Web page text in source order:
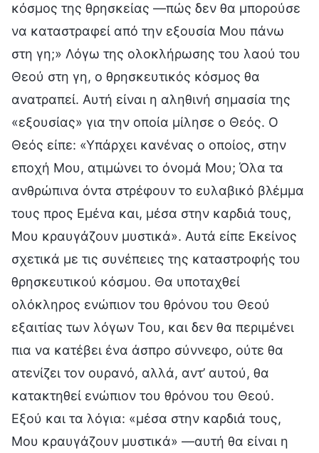
κόσμος της θρησκείας —πώς δεν θα μπορούσε
να καταστραφεί από την εξουσία Μου πάνω
στη γη;» Λόγω της ολοκλήρωσης του λαού του
Θεού στη γη, ο θρησκευτικός κόσμος θα
ανατραπεί. Αυτή είναι η αληθινή σημασία της
«εξουσίας» για την οποία μίλησε ο Θεός. Ο
Θεός είπε: «Υπάρχει κανένας ο οποίος, στην
εποχή Μου, ατιμώνει το όνομά Μου; Όλα τα
ανθρώπινα όντα στρέφουν το ευλαβικό βλέμμα
τους προς Εμένα και, μέσα στην καρδιά τους,
Μου κραυγάζουν μυστικά». Αυτά είπε Εκείνος
σχετικά με τις συνέπειες της καταστροφής του
θρησκευτικού κόσμου. Θα υποταχθεί
ολόκληρος ενώπιον του θρόνου του Θεού
εξαιτίας των λόγων Του, και δεν θα περιμένει
πια να κατέβει ένα άσπρο σύννεφο, ούτε θα
ατενίζει τον ουρανό, αλλά, αντ’ αυτού, θα
κατακτηθεί ενώπιον του θρόνου του Θεού.
Εξού και τα λόγια: «μέσα στην καρδιά τους,
Μου κραυγάζουν μυστικά» —αυτή θα είναι η